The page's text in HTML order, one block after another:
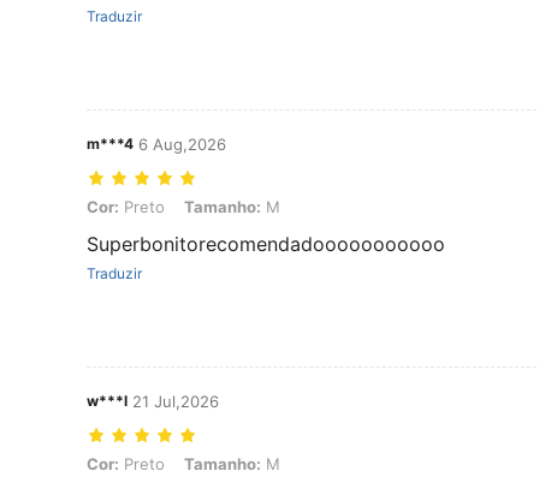
Traduzir
m***4 6 Aug,2026
Cor: Preto, Tamanho: M
Cor: Preto Tamanho: M
Superbonitorecomendadooooooooooo
Traduzir
w***l 21 Jul,2026
Cor: Preto, Tamanho: M
Cor: Preto Tamanho: M